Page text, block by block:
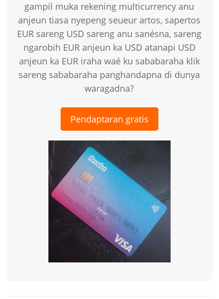
gampil muka rekening multicurrency anu
anjeun tiasa nyepeng seueur artos, sapertos
EUR sareng USD sareng anu sanésna, sareng
ngarobih EUR anjeun ka USD atanapi USD
anjeun ka EUR iraha waé ku sababaraha klik
sareng sababaraha panghandapna di dunya
waragadna?
Pendaptaran gratis